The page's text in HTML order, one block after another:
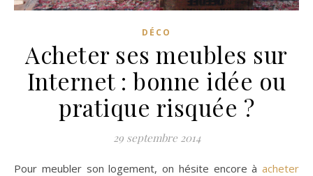
DÉCO
Acheter ses meubles sur
Internet : bonne idée ou
pratique risquée ?
29 septembre 2014
Pour meubler son logement, on hésite encore à acheter